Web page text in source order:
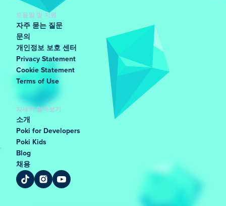
도움말 및 지원
자주 묻는 질문
문의
개인정보 보호 센터
Privacy Statement
Cookie Statement
Terms of Use
자세히 알아보기
소개
Poki for Developers
Poki Kids
Blog
채용